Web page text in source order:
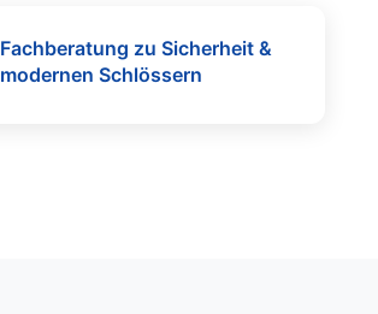
Fachberatung zu Sicherheit &
modernen Schlössern